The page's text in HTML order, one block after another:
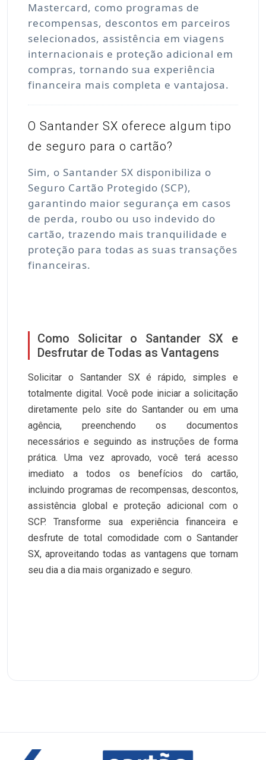
Mastercard, como programas de
recompensas, descontos em parceiros
selecionados, assistência em viagens
internacionais e proteção adicional em
compras, tornando sua experiência
financeira mais completa e vantajosa.
O Santander SX oferece algum tipo
de seguro para o cartão?
Sim, o Santander SX disponibiliza o
Seguro Cartão Protegido (SCP),
garantindo maior segurança em casos
de perda, roubo ou uso indevido do
cartão, trazendo mais tranquilidade e
proteção para todas as suas transações
financeiras.
Como Solicitar o Santander SX e
Desfrutar de Todas as Vantagens
Solicitar o Santander SX é rápido, simples e
totalmente digital. Você pode iniciar a solicitação
diretamente pelo site do Santander ou em uma
agência, preenchendo os documentos
necessários e seguindo as instruções de forma
prática. Uma vez aprovado, você terá acesso
imediato a todos os benefícios do cartão,
incluindo programas de recompensas, descontos,
assistência global e proteção adicional com o
SCP. Transforme sua experiência financeira e
desfrute de total comodidade com o Santander
SX, aproveitando todas as vantagens que tornam
seu dia a dia mais organizado e seguro.